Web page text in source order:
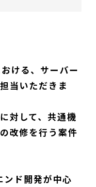
ける、サーバー
当いただきま
対して、共通機
改修を行う案件
ド開発が中心